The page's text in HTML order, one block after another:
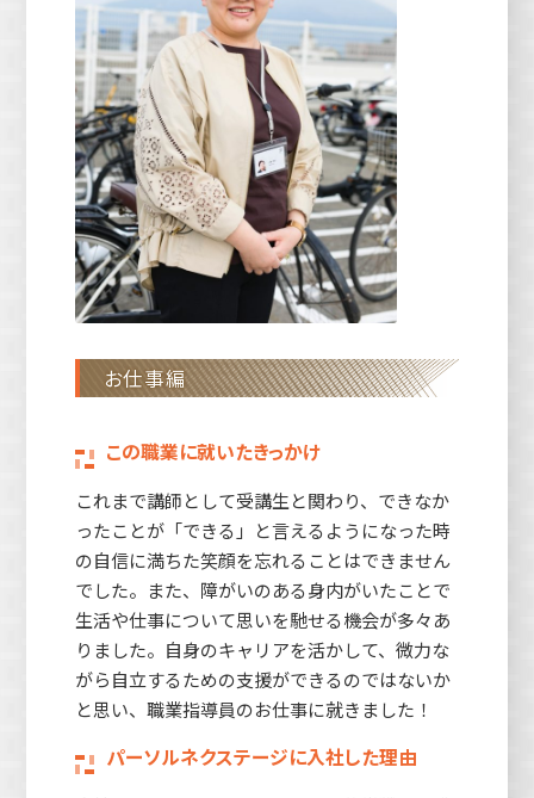
お仕事編
この職業に就いたきっかけ
これまで講師として受講生と関わり、できなか
ったことが「できる」と言えるようになった時
の自信に満ちた笑顔を忘れることはできません
でした。また、障がいのある身内がいたことで
生活や仕事について思いを馳せる機会が多々あ
りました。自身のキャリアを活かして、微力な
がら自立するための支援ができるのではないか
と思い、職業指導員のお仕事に就きました！
パーソルネクステージに入社した理由